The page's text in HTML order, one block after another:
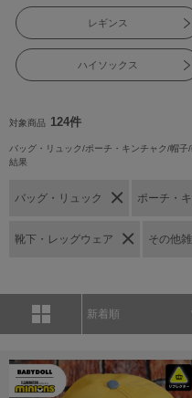
レギンス
ハイソックス
対象商品 124件
バッグ・リュック/ポーチ・キンチャク/帽
結果
バッグ・リュック ポーチ・
靴下・レッグウェア その他
新着順